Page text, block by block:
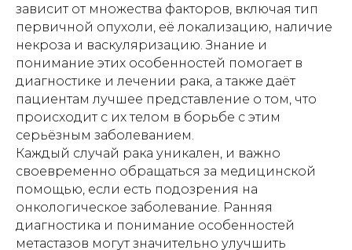
зависит от множества факторов, включая тип
первичной опухоли, её локализацию, наличие
некроза и васкуляризацию. Знание и
понимание этих особенностей помогает в
диагностике и лечении рака, а также даёт
пациентам лучшее представление о том, что
происходит с их телом в борьбе с этим
серьёзным заболеванием.
Каждый случай рака уникален, и важно
своевременно обращаться за медицинской
помощью, если есть подозрения на
онкологическое заболевание. Ранняя
диагностика и понимание особенностей
метастазов могут значительно улучшить
Индивидуальный предприниматель
Гришин Андрей Михайлович
Склад (самовывоза - нет):
г. Москва, ул. Складочная, 1с1 (метро
Савеловская)
Используя сайт: https://лежачим.рф и
услуги ИП Гришин А.М., вы выражаете
свое согласие с политикой
конфиденциальностии публичной
ИНН 771476044008
ОГРНИП 321508100003201
E-MAIL: lezhachim.ru@yandex.ru